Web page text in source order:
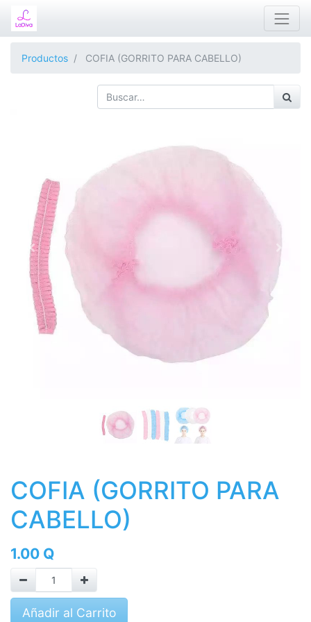
Productos COFIA (GORRITO PARA CABELLO)
COFIA (GORRITO PARA
CABELLO)
1.00 Q
Añadir al Carrito